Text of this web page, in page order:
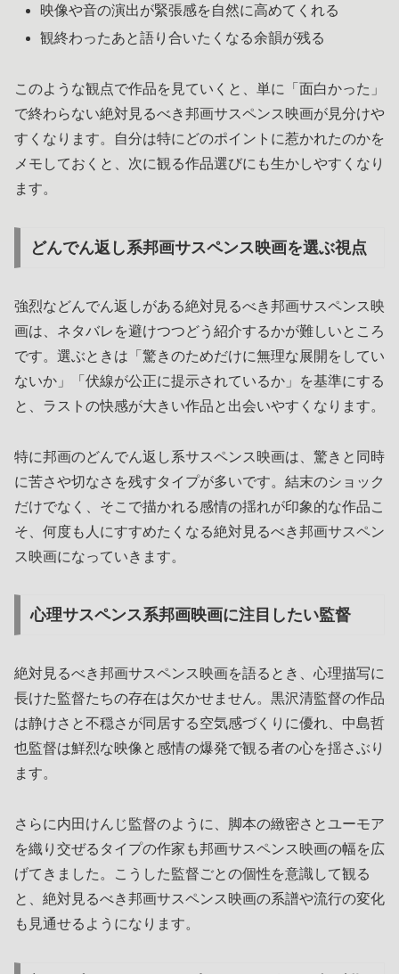
映像や音の演出が緊張感を自然に高めてくれる
観終わったあと語り合いたくなる余韻が残る
このような観点で作品を見ていくと、単に「面白かった」
で終わらない絶対見るべき邦画サスペンス映画が見分けや
すくなります。自分は特にどのポイントに惹かれたのかを
メモしておくと、次に観る作品選びにも生かしやすくなり
ます。
どんでん返し系邦画サスペンス映画を選ぶ視点
強烈などんでん返しがある絶対見るべき邦画サスペンス映
画は、ネタバレを避けつつどう紹介するかが難しいところ
です。選ぶときは「驚きのためだけに無理な展開をしてい
ないか」「伏線が公正に提示されているか」を基準にする
と、ラストの快感が大きい作品と出会いやすくなります。
特に邦画のどんでん返し系サスペンス映画は、驚きと同時
に苦さや切なさを残すタイプが多いです。結末のショック
だけでなく、そこで描かれる感情の揺れが印象的な作品こ
そ、何度も人にすすめたくなる絶対見るべき邦画サスペン
ス映画になっていきます。
心理サスペンス系邦画映画に注目したい監督
絶対見るべき邦画サスペンス映画を語るとき、心理描写に
長けた監督たちの存在は欠かせません。黒沢清監督の作品
は静けさと不穏さが同居する空気感づくりに優れ、中島哲
也監督は鮮烈な映像と感情の爆発で観る者の心を揺さぶり
ます。
さらに内田けんじ監督のように、脚本の緻密さとユーモア
を織り交ぜるタイプの作家も邦画サスペンス映画の幅を広
げてきました。こうした監督ごとの個性を意識して観る
と、絶対見るべき邦画サスペンス映画の系譜や流行の変化
も見通せるようになります。